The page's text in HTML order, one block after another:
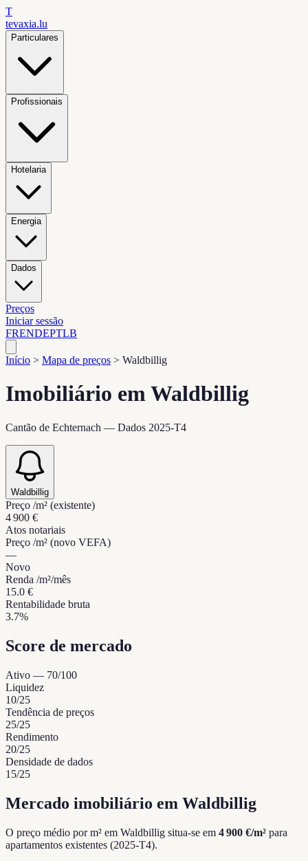
T
tevaxia.lu
Particulares
Profissionais
Hotelaria
Energia
Dados
Preços
Iniciar sessão
FRENDEPTLB
Início > Mapa de preços > Waldbillig
Imobiliário em Waldbillig
Cantão de Echternach — Dados 2025-T4
Waldbillig
Preço /m² (existente)
4 900 €
Atos notariais
Preço /m² (novo VEFA)
—
Novo
Renda /m²/mês
15.0 €
Rentabilidade bruta
3.7%
Score de mercado
Ativo — 70/100
Liquidez
10/25
Tendência de preços
25/25
Rendimento
20/25
Densidade de dados
15/25
Mercado imobiliário em Waldbillig
O preço médio por m² em Waldbillig situa-se em 4 900 €/m² para
apartamentos existentes (2025-T4).